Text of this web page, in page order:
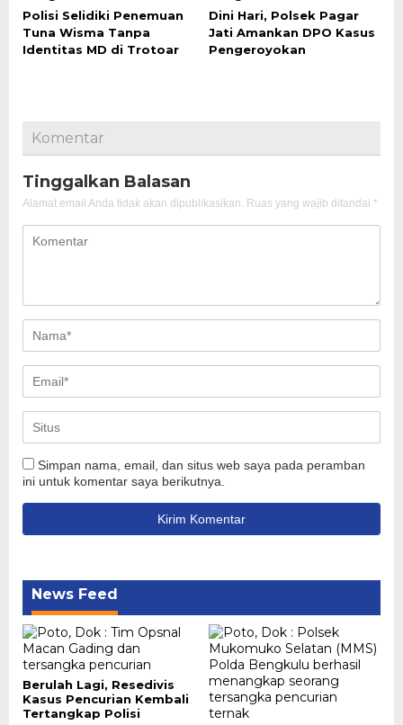
Polisi Selidiki Penemuan
Tuna Wisma Tanpa
Identitas MD di Trotoar
Dini Hari, Polsek Pagar
Jati Amankan DPO Kasus
Pengeroyokan
Komentar
Tinggalkan Balasan
Alamat email Anda tidak akan dipublikasikan. Ruas yang wajib ditandai *
Simpan nama, email, dan situs web saya pada peramban
ini untuk komentar saya berikutnya.
News Feed
Berulah Lagi, Resedivis
Kasus Pencurian Kembali
Tertangkap Polisi